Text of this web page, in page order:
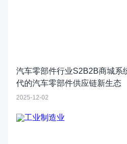
汽车零部件行业S2B2B商城系
代的汽车零部件供应链新生态
2025-12-02